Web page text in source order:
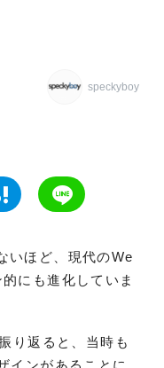
speckyboy
いほど、現代のWe
にも進化していま
り返ると、当時も